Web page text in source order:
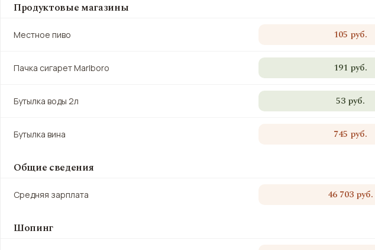
Продуктовые магазины
Местное пиво 105 руб.
Пачка сигарет Marlboro 191 руб.
Бутылка воды 2л 53 руб.
Бутылка вина 745 руб.
Общие сведения
Средняя зарплата 46 703 руб.
Шопинг